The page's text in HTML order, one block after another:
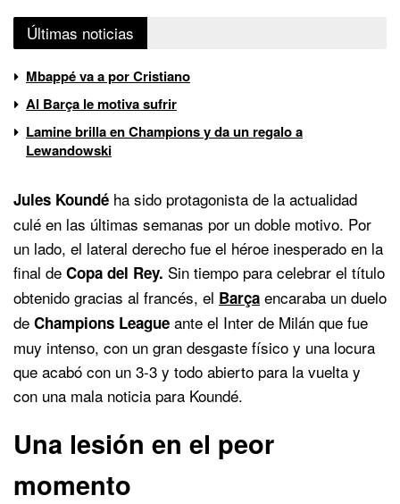
Últimas noticias
Mbappé va a por Cristiano
Al Barça le motiva sufrir
Lamine brilla en Champions y da un regalo a
Lewandowski
Jules Koundé ha sido protagonista de la actualidad
culé en las últimas semanas por un doble motivo. Por
un lado, el lateral derecho fue el héroe inesperado en la
final de Copa del Rey. Sin tiempo para celebrar el título
obtenido gracias al francés, el Barça encaraba un duelo
de Champions League ante el Inter de Milán que fue
muy intenso, con un gran desgaste físico y una locura
que acabó con un 3-3 y todo abierto para la vuelta y
con una mala noticia para Koundé.
Una lesión en el peor
momento